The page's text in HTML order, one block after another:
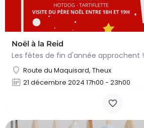
Noël à la Reid
Route du Maquisard, Theux
21 décembre 2024 17h00 - 23h00